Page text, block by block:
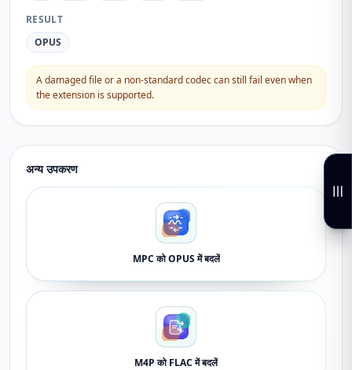
RESULT
OPUS
A damaged file or a non-standard codec can still fail even when
the extension is supported.
अन्य उपकरण
MPC को OPUS में बदलें
M4P को FLAC में बदलें